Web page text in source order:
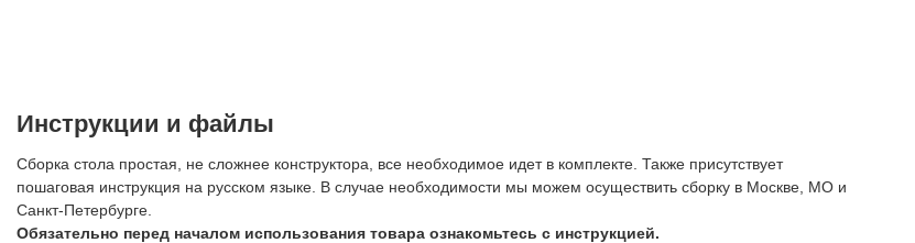
Инструкции и файлы
Сборка стола простая, не сложнее конструктора, все необходимое идет в комплекте. Также присутствует
пошаговая инструкция на русском языке. В случае необходимости мы можем осуществить сборку в Москве, МО и
Санкт-Петербурге.
Обязательно перед началом использования товара ознакомьтесь с инструкцией.